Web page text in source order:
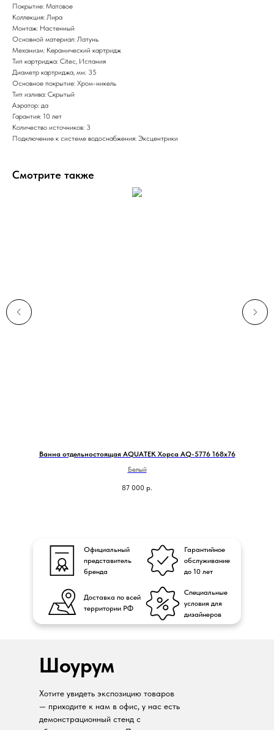
Покрытие: Матовое
Коллекция: Лира
Монтаж: Настенный
Основной материал: Латунь
Механизм: Керамический картридж
Тип картриджа: Citec, Испания
Диаметр картриджа, мм: 35
Основное покрытие: Хром-никель
Тип излива: Скрытый
Аэратор: да
Гарантия: 10 лет
Количество источников: 3
Подключение к системе водоснабжения: Эксцентрики
Смотрите также
Ванна отдельностоящая AQUATEK Хорса AQ-5776 168х76
Белый
87 000 р.
Официальный
представитель
бренда
Доставка по всей
территории РФ
Гарантийное
обслуживание
до 10 лет
Специальные
условия для
дизайнеров
Шоурум
Хотите увидеть экспозицию товаров
— приходите к нам в офис, у нас есть
демонстрационный стенд с